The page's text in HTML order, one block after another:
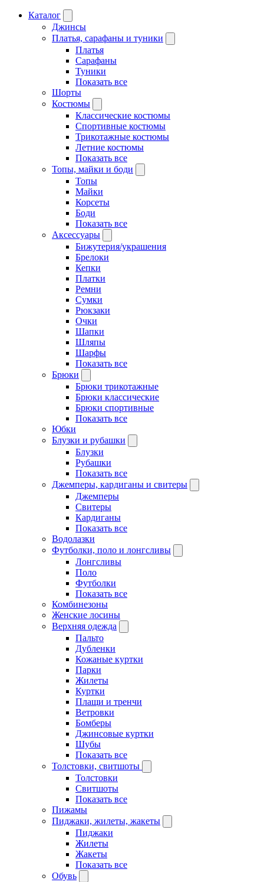
Каталог
Джинсы
Платья, сарафаны и туники
Платья
Сарафаны
Туники
Показать все
Шорты
Костюмы
Классические костюмы
Спортивные костюмы
Трикотажные костюмы
Летние костюмы
Показать все
Топы, майки и боди
Топы
Майки
Корсеты
Боди
Показать все
Аксессуары
Бижутерия/украшения
Брелоки
Кепки
Платки
Ремни
Сумки
Рюкзаки
Очки
Шапки
Шляпы
Шарфы
Показать все
Брюки
Брюки трикотажные
Брюки классические
Брюки спортивные
Показать все
Юбки
Блузки и рубашки
Блузки
Рубашки
Показать все
Джемперы, кардиганы и свитеры
Джемперы
Свитеры
Кардиганы
Показать все
Водолазки
Футболки, поло и лонгсливы
Лонгсливы
Поло
Футболки
Показать все
Комбинезоны
Женские лосины
Верхняя одежда
Пальто
Дубленки
Кожаные куртки
Парки
Жилеты
Куртки
Плащи и тренчи
Ветровки
Бомберы
Джинсовые куртки
Шубы
Показать все
Толстовки, свитшоты
Толстовки
Свитшоты
Показать все
Пижамы
Пиджаки, жилеты, жакеты
Пиджаки
Жилеты
Жакеты
Показать все
Обувь